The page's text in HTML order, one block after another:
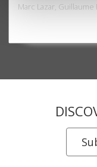
Marc Lazar, Guillaume